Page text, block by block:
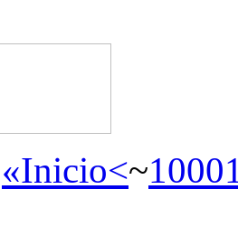
«Inicio<~1000